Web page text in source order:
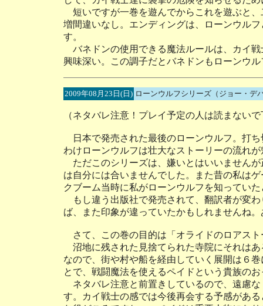
短いですが一巻を遊んでからこれを遊ぶと
増間違いなし。エンディングは、ローンウル
す。
バネドンの使用できる魔法ルールは、カイ
興味深い。この調子だとバネドンもローンウ
2009年08月23日(日) ローンウルフシリーズ（ジョー・
（ネタバレ注意！プレイ予定の人は読まない
日本で発売された最後のローンウルフ。打
わけローンウルフは壮大なストーリーの流れ
ただこのシリーズは、嫌いとはいいません
は自分には合いませんでした。また昔の私は
クブーム当時に私がローンウルフを知ってい
もし違う出版社で発売されて、翻訳者が変
ば、また印象が違っていたかもしれませんね
さて、この巻の目的は「オライドのロアス
沼地に残された見捨てられた寺院にそれは
なので、街や村や船を経由していく展開は６
とで、戦闘魔法を使えるペイドという貴族の
ネタバレ注意と前置きしているので、遠慮
す。カイ戦士の感では今後再会する予感があ